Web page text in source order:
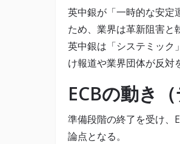
英中銀が「一時的な安定
ため、業界は革新阻害と
英中銀は「システミック
け報道や業界団体が反対
ECBの動き
準備段階の終了を受け、
論点となる。